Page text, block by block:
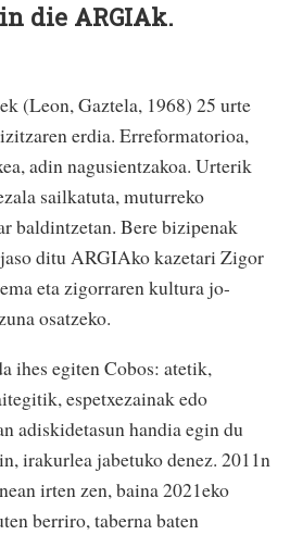
die ARGIAk.
(Leon, Gaztela, 1968) 25 urte
erdia. Erreformatorioa,
adin nagusientzakoa. Urterik
sailkatuta, muturreko
baldintzetan. Bere bizipenak
ditu ARGIAko kazetari Zigor
eta zigorraren kultura jo-
osatzeko.
ihes egiten Cobos: atetik,
espetxezainak edo
adiskidetasun handia egin du
irakurlea jabetuko denez. 2011n
irten zen, baina 2021eko
berriro, taberna baten